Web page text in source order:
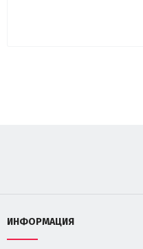
ИНФОРМАЦИЯ